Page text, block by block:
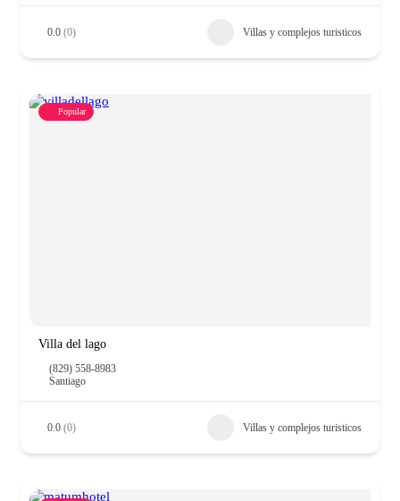
0.0 (0) Villas y complejos turisticos
Popular
Villa del lago
(829) 558-8983
Santiago
0.0 (0) Villas y complejos turisticos